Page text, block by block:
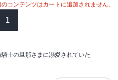
コンテンツはカートに追加されません。
1
士の旦那さまに溺愛されていた